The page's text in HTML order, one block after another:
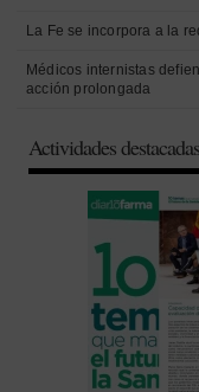
La Fe se incorpora a la
Médicos internistas
acción prolongada
Actividades destacadas